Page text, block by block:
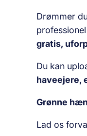
Drømmer
gratis,
Du kan
haveejere,
Grønne
Lad os